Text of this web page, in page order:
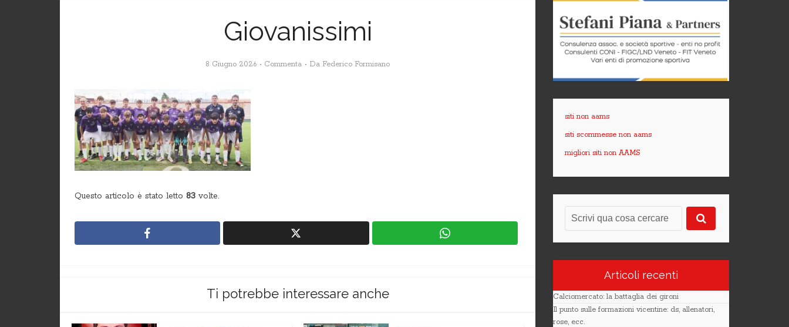
Giovanissimi
8 Giugno 2026 Commenta Da Federico Formisano
Questo articolo è stato letto 83 volte.
Ti potrebbe interessare anche
siti non aams
siti scommesse non aams
migliori siti non AAMS
Articoli recenti
Calciomercato: la battaglia dei gironi
Il punto sulle formazioni vicentine: ds, allenatori,
rose, ecc.